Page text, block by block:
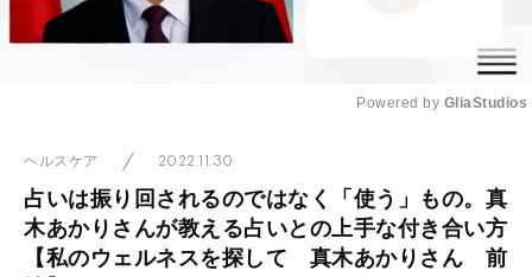
Powered by GliaStudios
ヘルスケア 2022.11.30
占いは振り回されるのではなく「使う」もの。真
木あかりさんが教える占いとの上手な付き合い方
【私のウェルネスを探して 真木あかりさん 前